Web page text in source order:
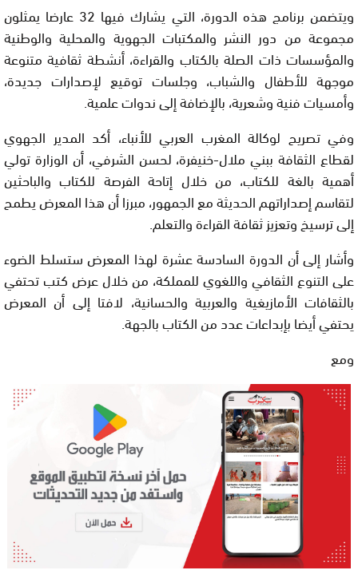
ويتضمن برنامج هذه الدورة، التي يشارك فيها 32 عارضا يمثلون
مجموعة من دور النشر والمكتبات الجهوية والمحلية والوطنية
والمؤسسات ذات الصلة بالكتاب والقراءة، أنشطة ثقافية متنوعة
موجهة للأطفال والشباب، وجلسات توقيع لإصدارات جديدة،
وأمسيات فنية وشعرية، بالإضافة إلى ندوات علمية.
وفي تصريح لوكالة المغرب العربي للأنباء، أكد المدير الجهوي
لقطاع الثقافة ببني ملال-خنيفرة، لحسن الشرفي، أن الوزارة تولي
أهمية بالغة للكتاب، من خلال إتاحة الفرصة للكتاب والباحثين
لتقاسم إصداراتهم الحديثة مع الجمهور، مبرزا أن هذا المعرض يطمح
إلى ترسيخ وتعزيز ثقافة القراءة والتعلم.
وأشار إلى أن الدورة السادسة عشرة لهذا المعرض ستسلط الضوء
على التنوع الثقافي واللغوي للمملكة، من خلال عرض كتب تحتفي
بالثقافات الأمازيغية والعربية والحسانية، لافتا إلى أن المعرض
يحتفي أيضا بإبداعات عدد من الكتاب بالجهة.
ومع